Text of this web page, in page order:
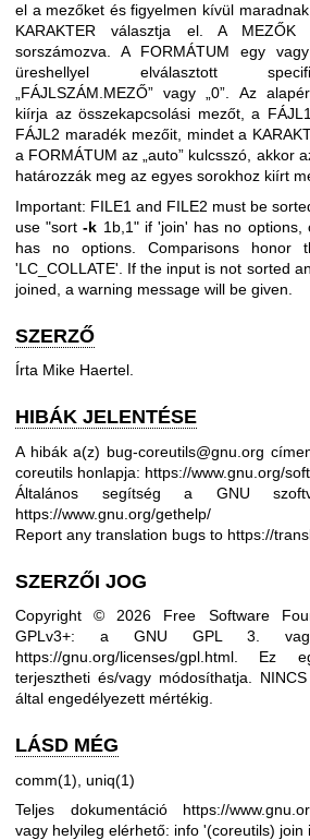
el a mezőket és figyelmen kívül
KARAKTER választja el. A
sorszámozva. A FORMÁTUM egy
üreshellyel elválasztott
„FÁJLSZÁM.MEZŐ” vagy „0”. Az
kiírja az összekapcsolási mezőt, a
FÁJL2 maradék mezőit, mindet a
a FORMÁTUM az „auto” kulcsszó, akkor
határozzák meg az egyes sorokhoz kiírt
Important: FILE1 and FILE2 must be
use "sort-k 1b,1" if 'join' has no
has no options. Comparisons honor
'LC_COLLATE'. If the input is not sorted
joined, a warning message will be given.
SZERZŐ
Írta Mike Haertel.
HIBÁK JELENTÉSE
A hibák a(z) bug-coreutils@gnu.org
coreutils honlapja: https://www.gnu.org/
Általános segítség a GNU
https://www.gnu.org/gethelp/
Report any translation bugs to https://
SZERZŐI JOG
Copyright © 2026 Free Software
GPLv3+: a GNU GPL 3.
https://gnu.org/licenses/gpl.html
Ez
terjesztheti és/vagy módosíthatja.
által engedélyezett mértékig.
LÁSD MÉG
comm(1) uniq(1)
Teljes dokumentáció https://
vagy helyileg elérhető: info '(coreutils) join